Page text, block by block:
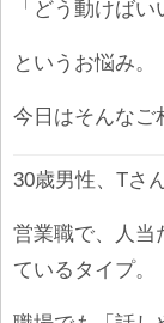
「どう動けばい
というお悩み。
今日はそんなご
30歳男性、Tさん
営業職で、人当
ているタイプ。